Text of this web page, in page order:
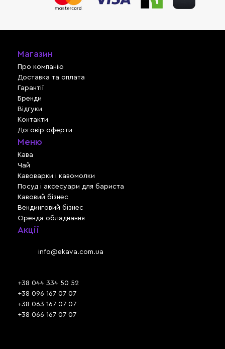
Магазин
Про компанію
Доставка та оплата
Гарантії
Бренди
Відгуки
Контакти
Договір оферти
Меню
Кава
Чай
Кавоварки і кавомолки
Посуд і аксесуари для бариста
Кавовий бізнес
Вендинговий бізнес
Оренда обладнання
Акції
info@ekava.com.ua
+38 044 334 50 52
+38 096 167 07 07
+38 063 167 07 07
+38 066 167 07 07